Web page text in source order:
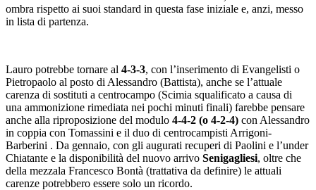
ombra rispetto ai suoi standard in questa fase iniziale e, anzi, messo
in lista di partenza.
Lauro potrebbe tornare al 4-3-3, con l’inserimento di Evangelisti o
Pietropaolo al posto di Alessandro (Battista), anche se l’attuale
carenza di sostituti a centrocampo (Scimia squalificato a causa di
una ammonizione rimediata nei pochi minuti finali) farebbe pensare
anche alla riproposizione del modulo 4-4-2 (o 4-2-4) con Alessandro
in coppia con Tomassini e il duo di centrocampisti Arrigoni-
Barberini . Da gennaio, con gli augurati recuperi di Paolini e l’under
Chiatante e la disponibilità del nuovo arrivo Senigagliesi, oltre che
della mezzala Francesco Bontà (trattativa da definire) le attuali
carenze potrebbero essere solo un ricordo.